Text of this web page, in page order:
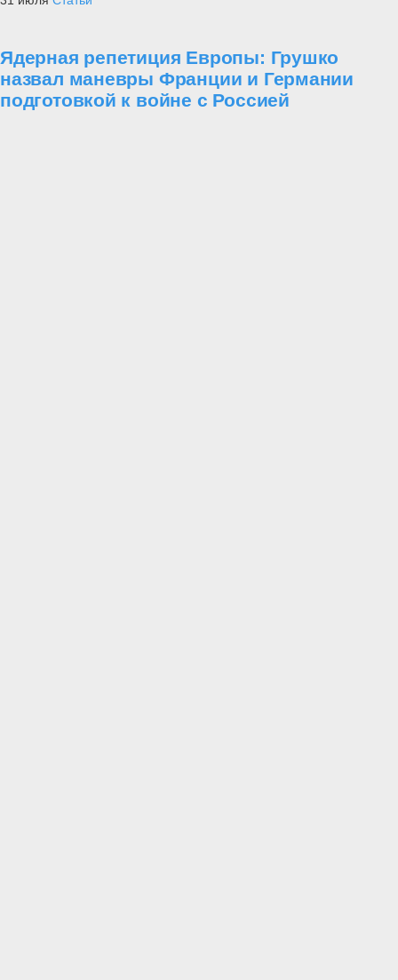
Ядерная репетиция Европы: Грушко
назвал маневры Франции и Германии
подготовкой к войне с Россией